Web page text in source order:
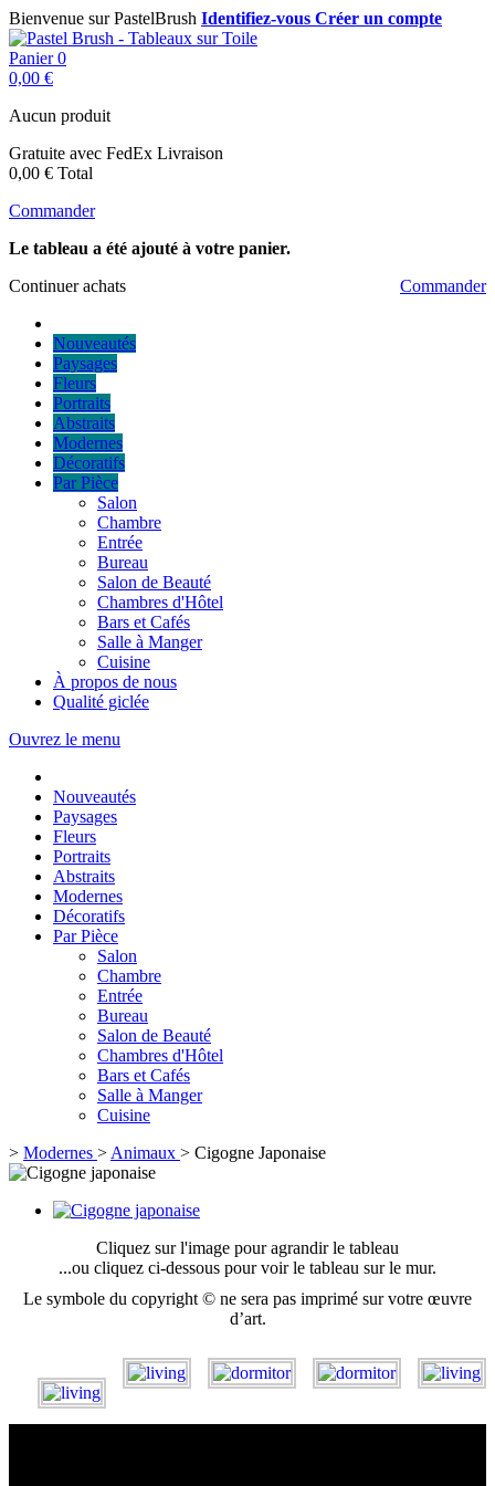
Bienvenue sur PastelBrush Identifiez-vous Créer un compte
Panier 0
0,00 €
Aucun produit
Gratuite avec FedEx Livraison
0,00 € Total
Commander
Le tableau a été ajouté à votre panier.
Continuer achats
Commander
Nouveautés
Paysages
Fleurs
Portraits
Abstraits
Modernes
Décoratifs
Par Pièce
Salon
Chambre
Entrée
Bureau
Salon de Beauté
Chambres d'Hôtel
Bars et Cafés
Salle à Manger
Cuisine
À propos de nous
Qualité giclée
Ouvrez le menu
Nouveautés
Paysages
Fleurs
Portraits
Abstraits
Modernes
Décoratifs
Par Pièce
Salon
Chambre
Entrée
Bureau
Salon de Beauté
Chambres d'Hôtel
Bars et Cafés
Salle à Manger
Cuisine
> Modernes > Animaux > Cigogne Japonaise
Cliquez sur l'image pour agrandir le tableau
...ou cliquez ci-dessous pour voir le tableau sur le mur.
Le symbole du copyright © ne sera pas imprimé sur votre œuvre
d’art.